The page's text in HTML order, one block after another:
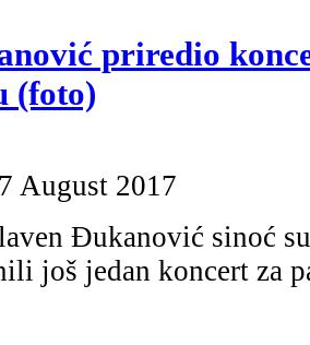
priredio
(foto)
August 2017
Đukanović sinoć
još jedan koncert za